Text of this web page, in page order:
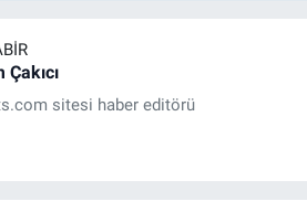
Çakıcı
sitesi haber editörü